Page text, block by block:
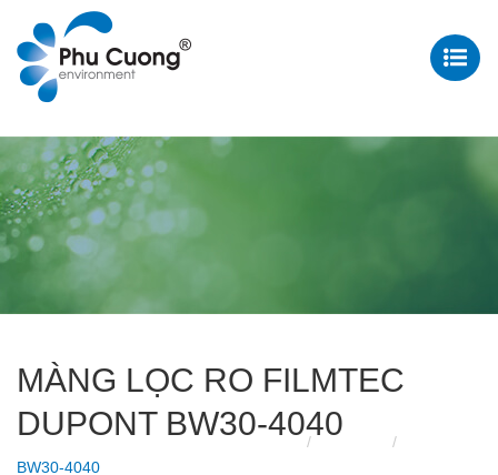
MÀNG LỌC RO FILMTEC
DUPONT BW30-4040
BW30-4040